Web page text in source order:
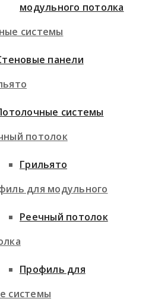
системы
потолок
для модульного
системы
модульного потолка
панели
системы
Грильято
Реечный потолок
Профиль для